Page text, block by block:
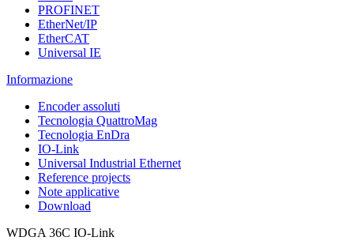
PROFINET
EtherNet/IP
EtherCAT
Universal IE
Informazione
Encoder assoluti
Tecnologia QuattroMag
Tecnologia EnDra
IO-Link
Universal Industrial Ethernet
Reference projects
Note applicative
Download
WDGA 36C IO-Link